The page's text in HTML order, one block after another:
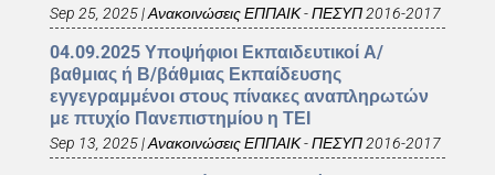
Sep 25, 2025|Ανακοινώσεις ΕΠΠΑΙΚ - ΠΕΣΥΠ 2016-2017
04.09.2025 Υποψήφιοι Εκπαιδευτικοί Α/
βαθμιας ή Β/βάθμιας Εκπαίδευσης
εγγεγραμμένοι στους πίνακες αναπληρωτών
με πτυχίο Πανεπιστημίου η ΤΕΙ
Sep 13, 2025|Ανακοινώσεις ΕΠΠΑΙΚ - ΠΕΣΥΠ 2016-2017